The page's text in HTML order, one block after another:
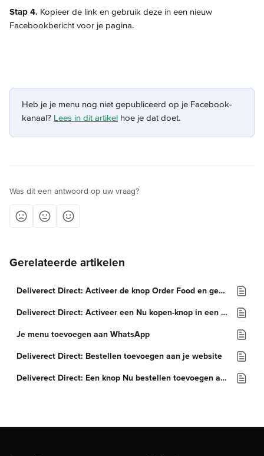
Stap 4. Kopieer de link en gebruik deze in een nieuw
Facebookbericht voor je pagina.
Heb je je menu nog niet gepubliceerd op je Facebook-
kanaal? Lees in dit artikel hoe je dat doet.
Was dit een antwoord op uw vraag?
Gerelateerde artikelen
Deliverect Direct: Activeer de knop Order Food en gebruik stickers op Instagram
Deliverect Direct: Activeer een Nu kopen-knop in een Facebook-winkel
Je menu toevoegen aan WhatsApp
Deliverect Direct: Bestellen toevoegen aan je website
Deliverect Direct: Een knop Nu bestellen toevoegen aan een Facebookpagina